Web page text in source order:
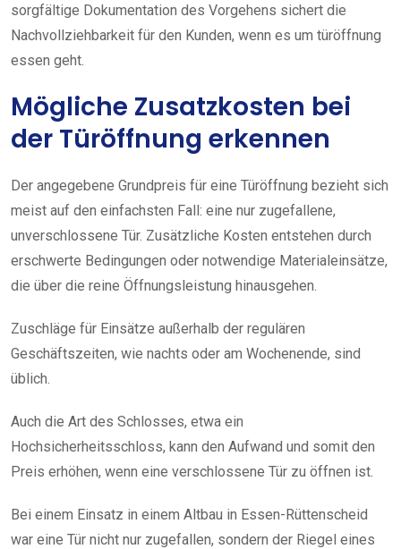
sorgfältige Dokumentation des Vorgehens sichert die
Nachvollziehbarkeit für den Kunden, wenn es um türöffnung
essen geht.
Mögliche Zusatzkosten bei
der Türöffnung erkennen
Der angegebene Grundpreis für eine Türöffnung bezieht sich
meist auf den einfachsten Fall: eine nur zugefallene,
unverschlossene Tür. Zusätzliche Kosten entstehen durch
erschwerte Bedingungen oder notwendige Materialeinsätze,
die über die reine Öffnungsleistung hinausgehen.
Zuschläge für Einsätze außerhalb der regulären
Geschäftszeiten, wie nachts oder am Wochenende, sind
üblich.
Auch die Art des Schlosses, etwa ein
Hochsicherheitsschloss, kann den Aufwand und somit den
Preis erhöhen, wenn eine verschlossene Tür zu öffnen ist.
Bei einem Einsatz in einem Altbau in Essen-Rüttenscheid
war eine Tür nicht nur zugefallen, sondern der Riegel eines